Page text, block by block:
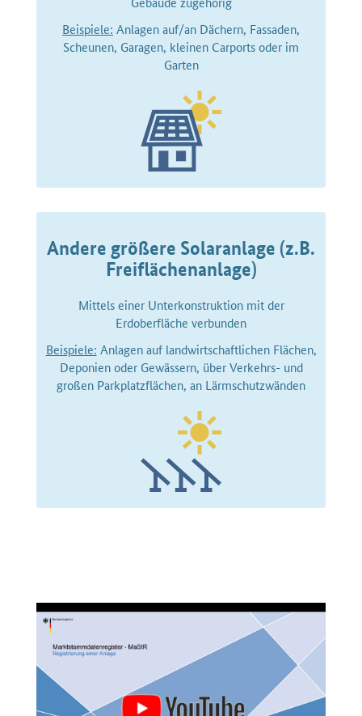
Beispiele: Anlagen auf/an Dächern, Fassaden,
Scheunen, Garagen, kleinen Carports oder im
Garten
Andere größere Solaranlage (z.B.
Freiflächenanlage)
Mittels einer Unterkonstruktion mit der
Erdoberfläche verbunden
Beispiele: Anlagen auf landwirtschaftlichen Flächen,
Deponien oder Gewässern, über Verkehrs- und
großen Parkplatzflächen, an Lärmschutzwänden